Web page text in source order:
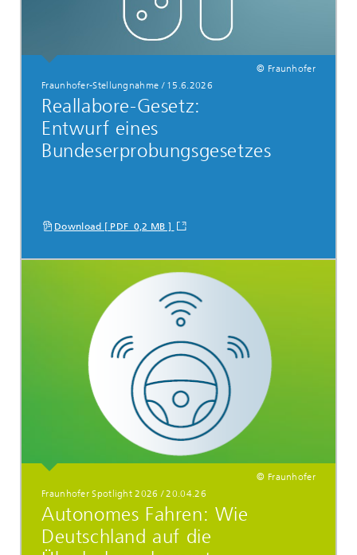
© Fraunhofer
Fraunhofer-Stellungnahme/ 15.6.2026
Reallabore-Gesetz:
Entwurf eines
Bundeserprobungsgesetzes
Download [ PDF 0,2 MB ]
© Fraunhofer
Fraunhofer Spotlight 2026 / 20.04.26
Autonomes Fahren: Wie
Deutschland auf die